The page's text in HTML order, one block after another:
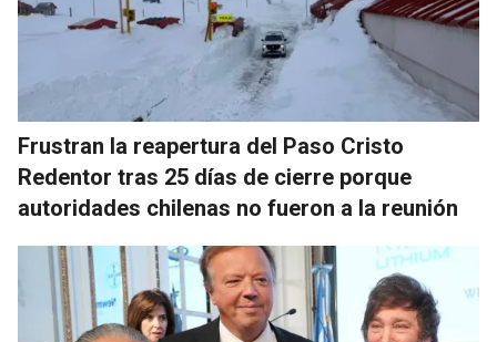
Frustran la reapertura del Paso Cristo
Redentor tras 25 días de cierre porque
autoridades chilenas no fueron a la reunión